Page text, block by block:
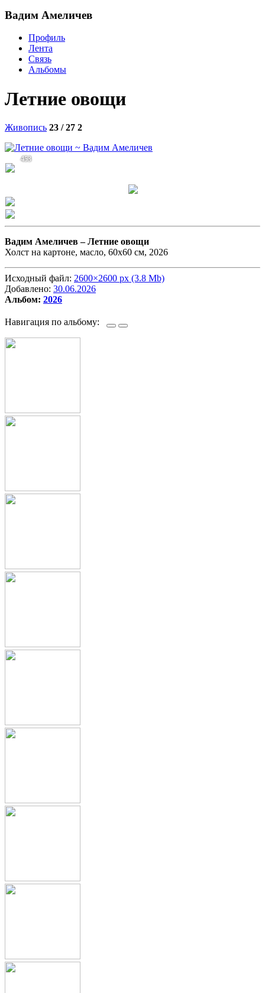
Вадим Амеличев
Профиль
Лента
Связь
Альбомы
Летние овощи
Живопись 23 / 27 2
453
Вадим Амеличев –Летние овощи
Холст на картоне, масло, 60х60 см, 2026
Исходный файл: 2600×2600 px (3.8 Mb)
Добавлено: 30.06.2026
Альбом: 2026
Навигация по альбому: